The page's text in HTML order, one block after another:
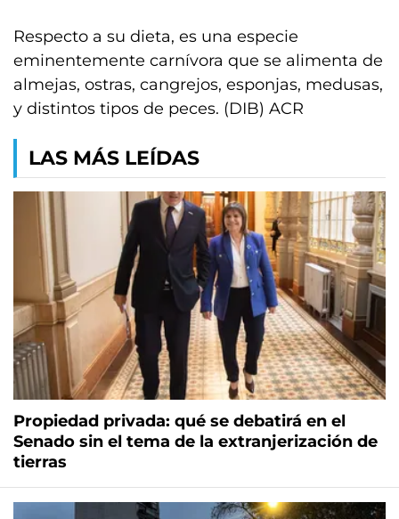
Respecto a su dieta, es una especie
eminentemente carnívora que se alimenta de
almejas, ostras, cangrejos, esponjas, medusas,
y distintos tipos de peces. (DIB) ACR
LAS MÁS LEÍDAS
Propiedad privada: qué se debatirá en el
Senado sin el tema de la extranjerización de
tierras